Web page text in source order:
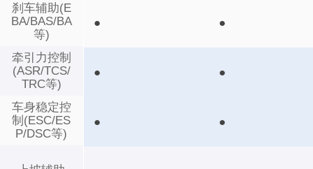
刹车辅助(E
BA/BAS/BA
等)
牵引力控制
(ASR/TCS/
TRC等)
车身稳定控
制(ESC/ES
P/DSC等)
● ●
● ●
● ●